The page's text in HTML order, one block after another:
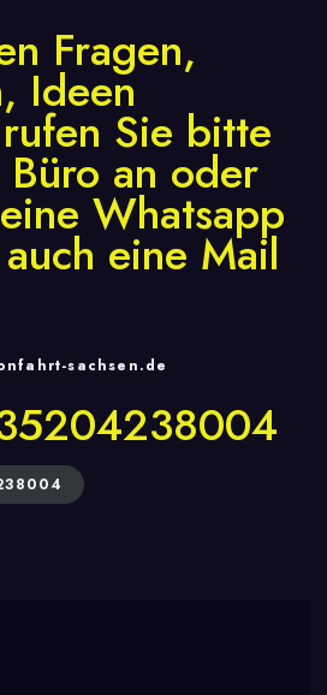
Fragen,
Ideen
Sie bitte
an oder
Whatsapp
eine Mail
sachsen.de